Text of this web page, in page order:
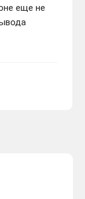
еще не